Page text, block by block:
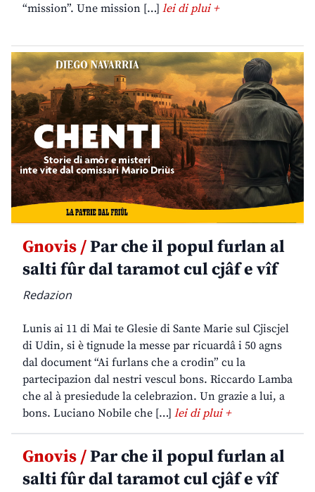
“mission”. Une mission […] lei di plui +
Gnovis /Par che il popul furlan al
salti fûr dal taramot cul cjâf e vîf
Redazion
Lunis ai 11 di Mai te Glesie di Sante Marie sul Cjiscjel
di Udin, si è tignude la messe par ricuardâ i 50 agns
dal document “Ai furlans che a crodin” cu la
partecipazion dal nestri vescul bons. Riccardo Lamba
che al à presiedude la celebrazion. Un grazie a lui, a
bons. Luciano Nobile che […] lei di plui +
Gnovis /Par che il popul furlan al
salti fûr dal taramot cul cjâf e vîf